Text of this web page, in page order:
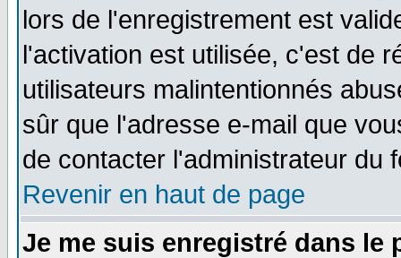
lors de l'enregistrement est
l'activation est utilisée, c'est de
utilisateurs malintentionnés
sûr que l'adresse e-mail que
de contacter l'administrateur du
Revenir en haut de page
Je me suis enregistré dans le